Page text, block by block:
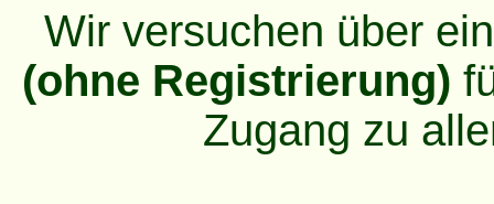
Wir versuchen über
(ohne Registrierung)
Zugang zu